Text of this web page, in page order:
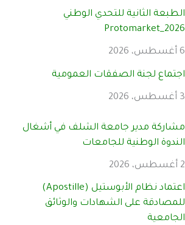
الطبعة الثانية للتحدي الوطني
Protomarket_2026
6 أغسطس، 2026
اجتماع لجنة الصفقات العمومية
3 أغسطس، 2026
مشاركة مدير جامعة الشلف في أشغال
الندوة الوطنية للجامعات
2 أغسطس، 2026
اعتماد نظام الأبوستيل (Apostille)
للمصادقة على الشهادات والوثائق
الجامعية